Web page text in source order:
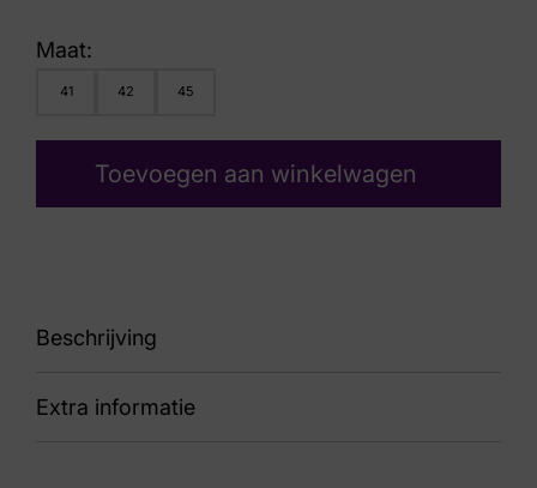
Maat:
41 42 45
Toevoegen aan winkelwagen
Beschrijving
Cognac
Extra informatie